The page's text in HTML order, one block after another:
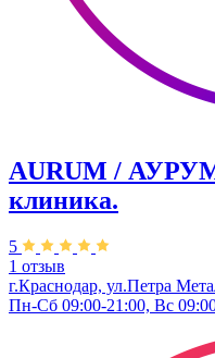
AURUM /
клиника.
5
1 отзыв
г.Краснодар, ул.Петра
Пн-Сб 09:00-21:00, Вс